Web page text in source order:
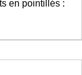
en pointillés :